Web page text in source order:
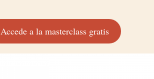
Accede a la masterclass gratis